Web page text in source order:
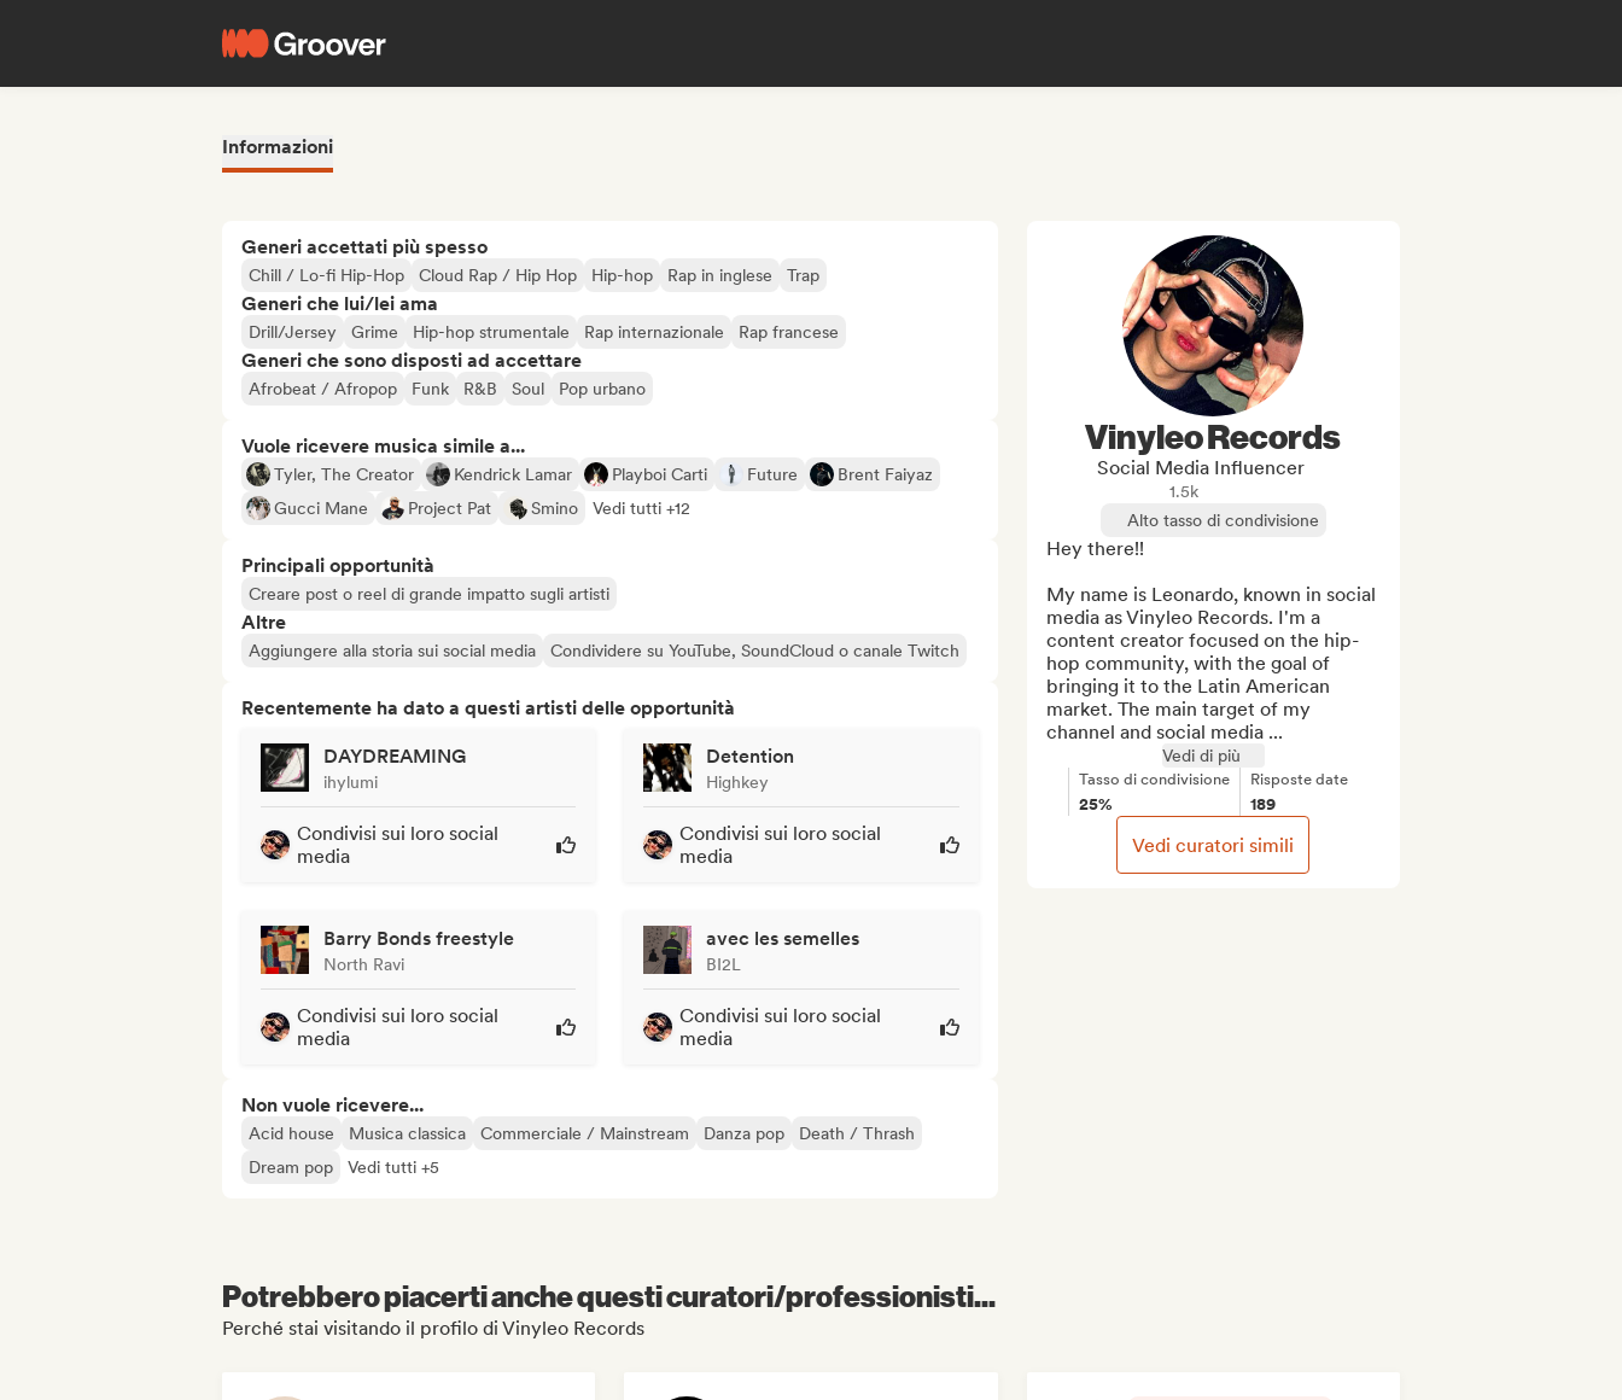
Informazioni
Generi accettati più spesso
Chill / Lo-fi Hip-Hop Cloud Rap / Hip Hop Hip-hop Rap in inglese Trap
Generi che lui/lei ama
Drill/Jersey Grime Hip-hop strumentale Rap internazionale Rap francese
Generi che sono disposti ad accettare
Afrobeat / Afropop Funk R&B Soul Pop urbano
Vuole ricevere musica simile a...
Tyler, The Creator Kendrick Lamar Playboi Carti Future
Brent Faiyaz
Gucci Mane
Project Pat Smino Vedi tutti +12
Principali opportunità
Creare post o reel di grande impatto sugli artisti
Altre
Aggiungere alla storia sui social media Condividere su YouTube, SoundCloud o canale Twitch
Recentemente ha dato a questi artisti delle opportunità
DAYDREAMING
ihylumi
Condivisi sui loro social
media
Detention
Highkey
Condivisi sui loro social
media
Barry Bonds freestyle
North Ravi
Condivisi sui loro social
media
avec les semelles
BI2L
Condivisi sui loro social
media
Non vuole ricevere...
Acid house Musica classica Commerciale / Mainstream Danza pop
Death / Thrash
Dream pop
Vedi tutti +5
Vinyleo Records
Social Media Influencer
1.5k
Alto tasso di condivisione
Hey there!!
My name is Leonardo, known in social
media as Vinyleo Records. I'm a
content creator focused on the hip-
hop community, with the goal of
bringing it to the Latin American
market. The main target of my
channel and social media ...
Vedi di più
Tasso di condivisione
25%
Risposte date
189
Vedi curatori simili
Potrebbero piacerti anche questi curatori/professionisti...
Perché stai visitando il profilo di Vinyleo Records